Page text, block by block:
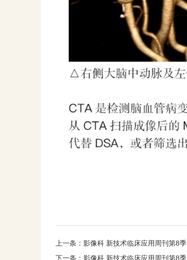
上一条： 影像科 新技术临床应用周刊第8季
下一条： 影像科 新技术临床应用周刊第8季